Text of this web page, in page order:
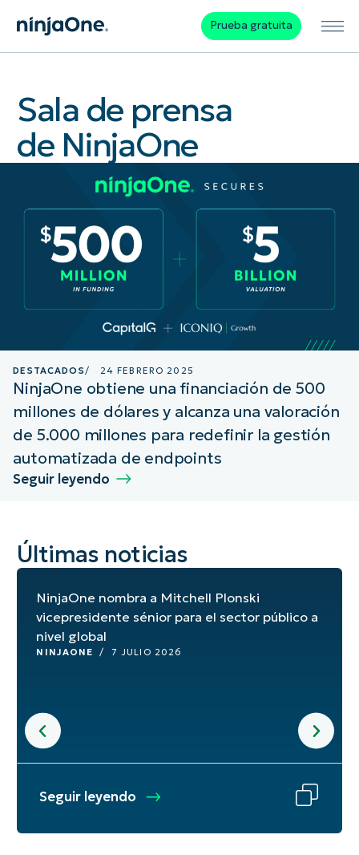
Prueba gratuita
Sala de prensa
de NinjaOne
DESTACADOS / 24 FEBRERO 2025
NinjaOne obtiene una financiación de 500
millones de dólares y alcanza una valoración
de 5.000 millones para redefinir la gestión
automatizada de endpoints
Seguir leyendo
Últimas noticias
NinjaOne nombra a Mitchell Plonski
vicepresidente sénior para el sector público a
nivel global
NINJAONE / 7 JULIO 2026
Seguir leyendo